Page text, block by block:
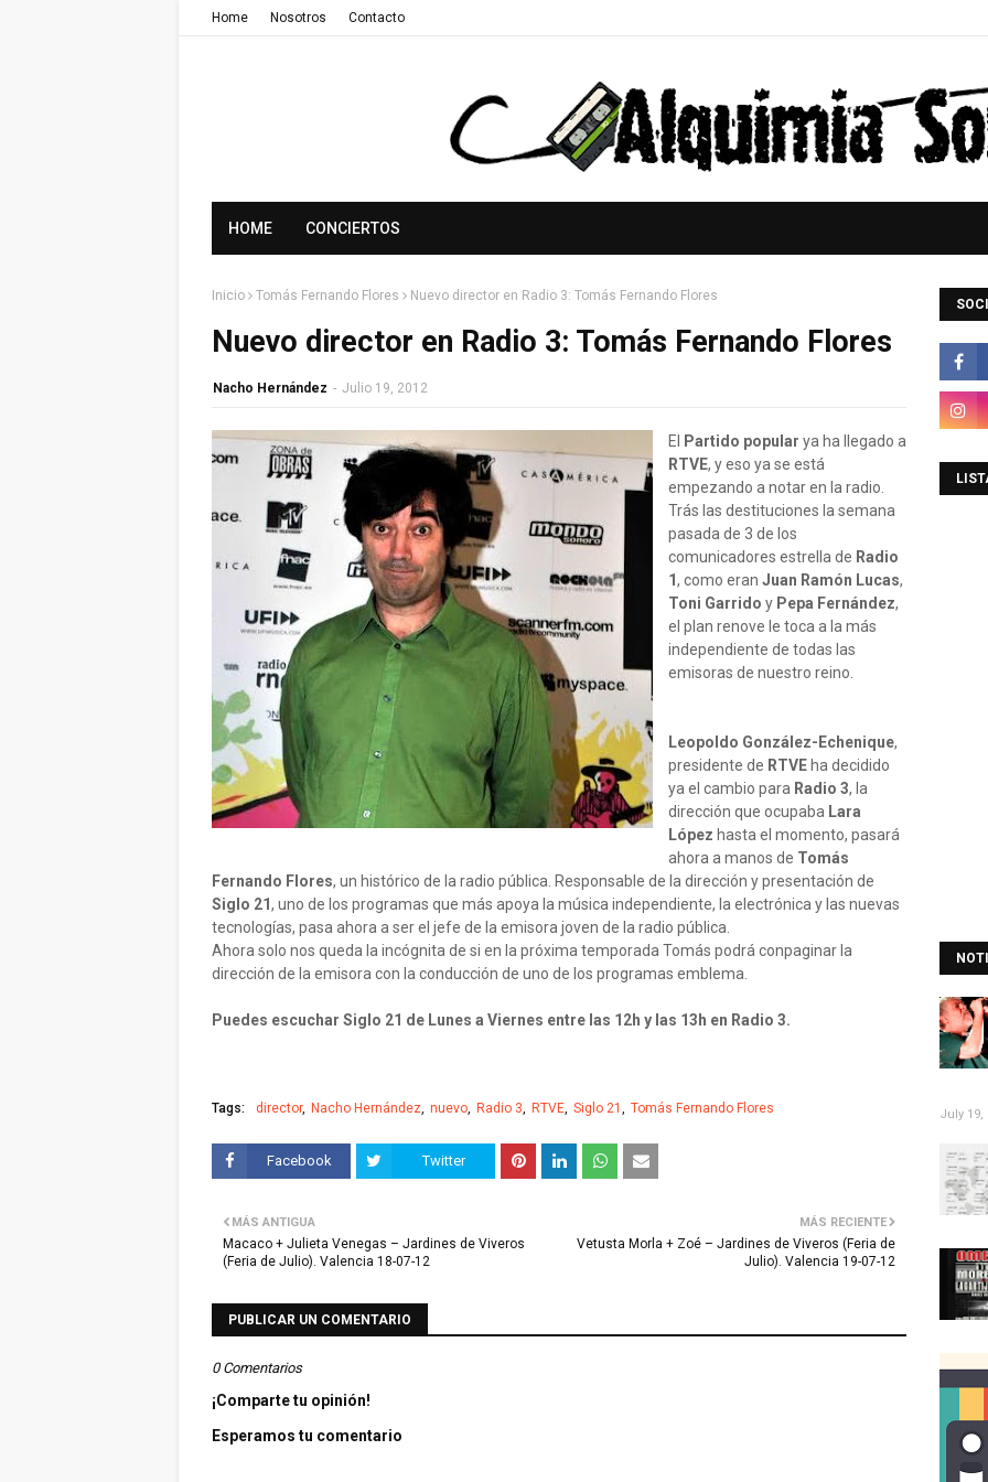
Home Nosotros Contacto
HOME CONCIERTOS
Inicio Tomás Fernando Flores Nuevo director en Radio 3: Tomás Fernando Flores
Nuevo director en Radio 3: Tomás Fernando Flores
Nacho Hernández - Julio 19, 2012
El Partido popular ya ha llegado a
RTVE, y eso ya se está
empezando a notar en la radio.
Trás las destituciones la semana
pasada de 3 de los
comunicadores estrella de Radio
1, como eran Juan Ramón Lucas,
Toni Garrido y Pepa Fernández,
el plan renove le toca a la más
independiente de todas las
emisoras de nuestro reino.
Leopoldo González-Echenique,
presidente de RTVE ha decidido
ya el cambio para Radio 3, la
dirección que ocupaba Lara
López hasta el momento, pasará
ahora a manos de Tomás
Fernando Flores, un histórico de la radio pública. Responsable de la dirección y presentación de
Siglo 21, uno de los programas que más apoya la música independiente, la electrónica y las nuevas
tecnologías, pasa ahora a ser el jefe de la emisora joven de la radio pública.
Ahora solo nos queda la incógnita de si en la próxima temporada Tomás podrá conpaginar la
dirección de la emisora con la conducción de uno de los programas emblema.
Puedes escuchar Siglo 21 de Lunes a Viernes entre las 12h y las 13h en Radio 3.
Tags: director Nacho Hernández nuevo Radio 3 RTVE Siglo 21 Tomás Fernando Flores
Facebook Twitter
MÁS RECIENTE
Vetusta Morla + Zoé – Jardines de Viveros (Feria de
Julio). Valencia 19-07-12
MÁS ANTIGUA
Macaco + Julieta Venegas – Jardines de Viveros
(Feria de Julio). Valencia 18-07-12
PUBLICAR UN COMENTARIO
0 Comentarios
¡Comparte tu opinión!
Esperamos tu comentario
July 19,